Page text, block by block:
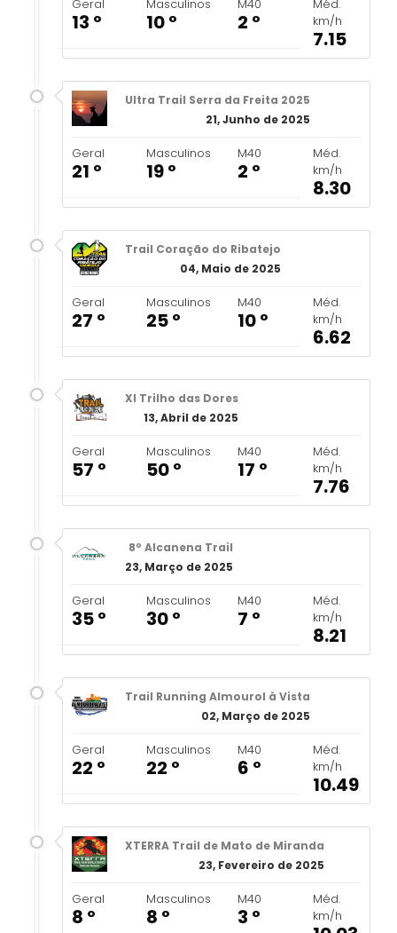
Geral
13 º
Masculinos
10 º
M40
2 º
Méd.
km/h
7.15
Ultra Trail Serra da Freita 2025
21, Junho de 2025
Geral
21 º
Masculinos
19 º
M40
2 º
Méd.
km/h
8.30
Trail Coração do Ribatejo
04, Maio de 2025
Geral
27 º
Masculinos
25 º
M40
10 º
Méd.
km/h
6.62
XI Trilho das Dores
13, Abril de 2025
Geral
57 º
Masculinos
50 º
M40
17 º
Méd.
km/h
7.76
8º Alcanena Trail
23, Março de 2025
Geral
35 º
Masculinos
30 º
M40
7 º
Méd.
km/h
8.21
Trail Running Almourol à Vista
02, Março de 2025
Geral
22 º
Masculinos
22 º
M40
6 º
Méd.
km/h
10.49
XTERRA Trail de Mato de Miranda
23, Fevereiro de 2025
Geral
8 º
Masculinos
8 º
M40
3 º
Méd.
km/h